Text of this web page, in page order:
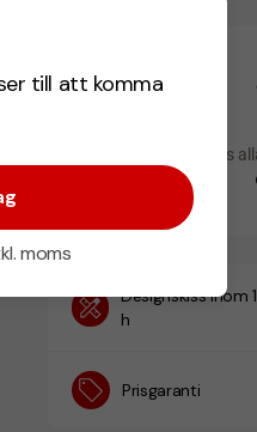
till att komma
moms
Designskiss inom 1
h
Prisgaranti